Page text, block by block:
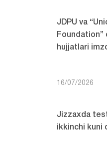
JDPU va
Foundation”
hujjatlari
16/07/2026
Jizzaxda
ikkinchi kuni